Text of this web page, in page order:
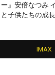
ー』安倍なつみ
と子供たちの成
IMAX